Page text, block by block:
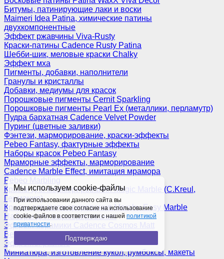
Битумы, патинирующие лаки и воски
Maimeri Idea Patina, химические патины
двухкомпонентные
Эффект ржавчины Viva-Rusty
Краски-патины Cadence Rusty Patina
Шебби-шик, меловые краски Chalky
Эффект мха
Пигменты, добавки, наполнители
Гранулы и кристаллы
Добавки, медиумы для красок
Порошковые пигменты Cernit Sparkling
Порошковые пигменты Pearl Ex (металлики, перламутр)
Пудра бархатная Cadence Velvet Powder
Пуринг (цветные заливки)
Фэнтези, марморирование, краски-эффекты
Pebeo Fantasy, фактурные эффекты
Наборы красок Pebeo Fantasy
Мраморные эффекты, марморирование
Cadence Marble Effect, имитация мрамора
Pebeo Marbling
Краски для марморирования Magic Marble (C.Kreul,
Германия)
Краски для марморирования Marabu Easy Marble
Наборы для марморирования
Эффект керамики Cadence Cosmos Matt
Венецианская штукатурка
Эффекты разные
Миниатюра, изготовление кукол, румбоксы, макеты
Мы используем cookie-файлы
При использовании данного сайта вы
подтверждаете свое согласие на использование
cookie-файлов в соответствии с нашей политикой
приватности.
Подтверждаю